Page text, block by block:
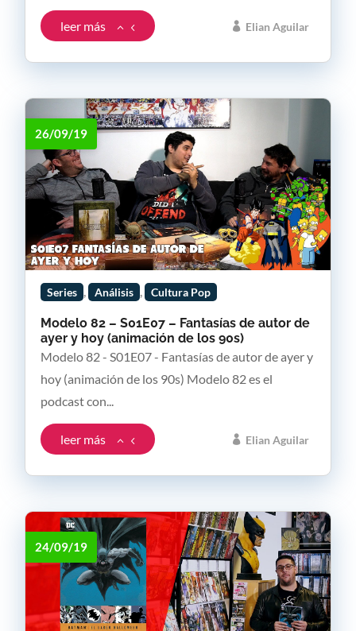
Elian Aguilar
leer más
Modelo 82 – S01E07 – Fantasías de autor de
ayer y hoy (animación de los 90s)
Elian Aguilar
26/09/19
Series , Análisis , Cultura Pop
Modelo 82 - S01E07 - Fantasías de autor de ayer y
hoy (animación de los 90s) Modelo 82 es el
podcast con...
leer más
24/09/19